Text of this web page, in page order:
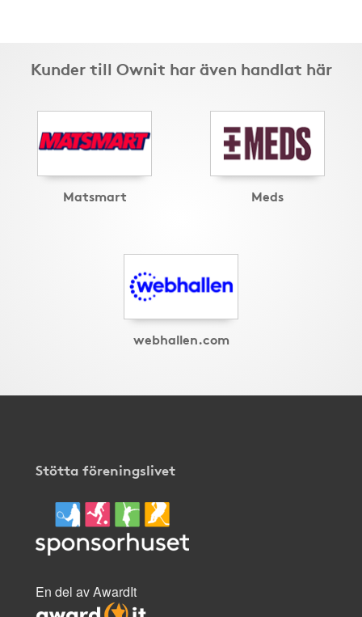
Kunder till Ownit har även handlat här
Matsmart Meds
webhallen.com
Stötta föreningslivet
En del av AwardIt